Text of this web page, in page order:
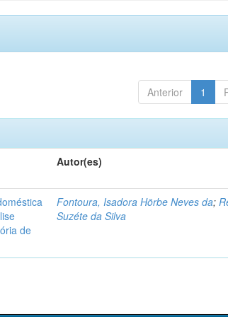
Anterior 1
Autor(es)
de
Fontoura, Isadora Hörbe Neves da;
Suzéte da Silva